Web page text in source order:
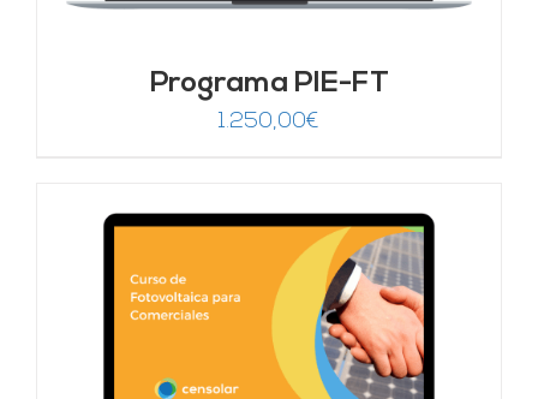
Programa PIE-FT
1.250,00€